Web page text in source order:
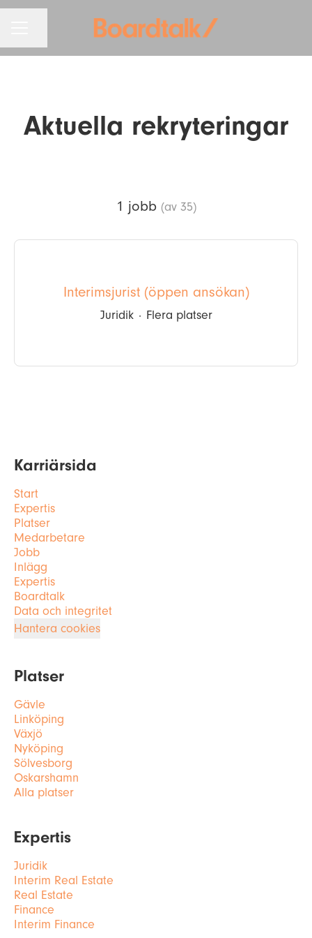
Aktuella rekryteringar
1 jobb (av 35)
Interimsjurist (öppen ansökan)
Juridik · Flera platser
Karriärsida
Start
Expertis
Platser
Medarbetare
Jobb
Inlägg
Expertis
Boardtalk
Data och integritet
Hantera cookies
Platser
Gävle
Linköping
Växjö
Nyköping
Sölvesborg
Oskarshamn
Alla platser
Expertis
Juridik
Interim Real Estate
Real Estate
Finance
Interim Finance